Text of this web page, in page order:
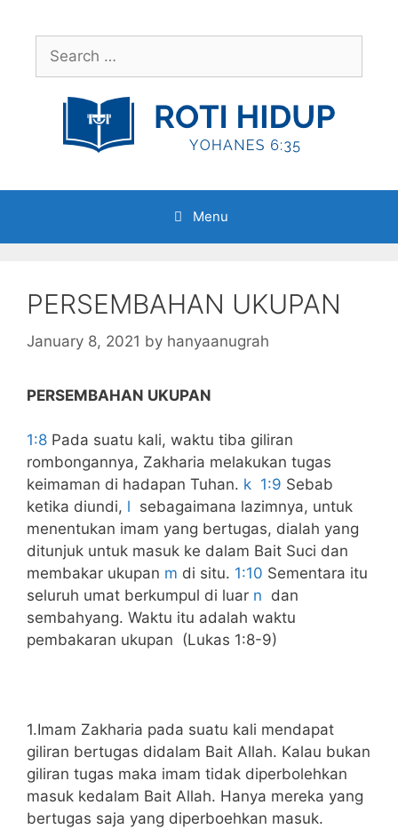
contentSearch
for:
Menu
PERSEMBAHAN UKUPAN
January 8, 2021 by hanyaanugrah
PERSEMBAHAN UKUPAN
1:8 Pada suatu kali, waktu tiba giliran
rombongannya, Zakharia melakukan tugas
keimaman di hadapan Tuhan. k 1:9 Sebab
ketika diundi, l sebagaimana lazimnya, untuk
menentukan imam yang bertugas, dialah yang
ditunjuk untuk masuk ke dalam Bait Suci dan
membakar ukupan m di situ. 1:10 Sementara itu
seluruh umat berkumpul di luar n dan
sembahyang. Waktu itu adalah waktu
pembakaran ukupan (Lukas 1:8-9)
1.Imam Zakharia pada suatu kali mendapat
giliran bertugas didalam Bait Allah. Kalau bukan
giliran tugas maka imam tidak diperbolehkan
masuk kedalam Bait Allah. Hanya mereka yang
bertugas saja yang diperboehkan masuk.